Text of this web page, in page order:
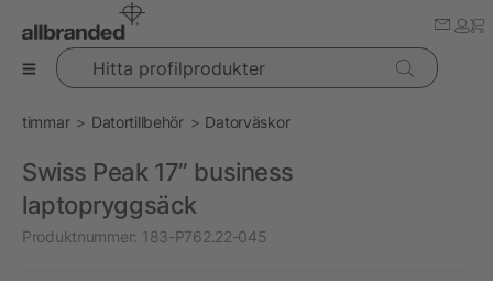
Hitta profilprodukter
timmar Datortillbehör Datorväskor
Swiss Peak 17” business
laptopryggsäck
Produktnummer: 183-P762.22-045